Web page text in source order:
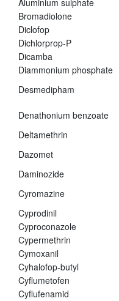
Aluminium sulphate
Bromadiolone
Diclofop
Dichlorprop-P
Dicamba
Diammonium phosphate
Desmedipham
Denathonium benzoate
Deltamethrin
Dazomet
Daminozide
Cyromazine
Cyprodinil
Cyproconazole
Cypermethrin
Cymoxanil
Cyhalofop-butyl
Cyflumetofen
Cyflufenamid